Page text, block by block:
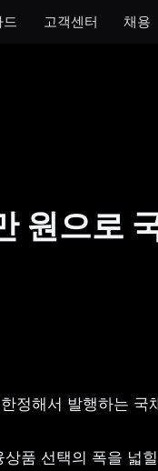
드 고객센터 채용
원으로
정해서 발행하는 국
품 선택의 폭을 넓